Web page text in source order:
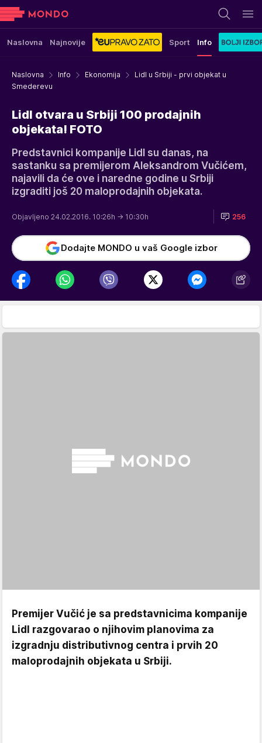
Naslovna Najnovije Sport Info
Naslovna Info Ekonomija
Lidl u Srbiji - prvi objekat u
Smederevu
Lidl otvara u Srbiji 100 prodajnih
objekata! FOTO
Predstavnici kompanije Lidl su danas, na
sastanku sa premijerom Aleksandrom Vučićem,
najavili da će ove i naredne godine u Srbiji
izgraditi još 20 maloprodajnih objekata.
Objavljeno 24.02.2016. 10:26h → 10:30h 256
Dodajte MONDO u vaš Google izbor
Premijer Vučić je sa predstavnicima kompanije
Lidl razgovarao o njihovim planovima za
izgradnju distributivnog centra i prvih 20
maloprodajnih objekata u Srbiji.